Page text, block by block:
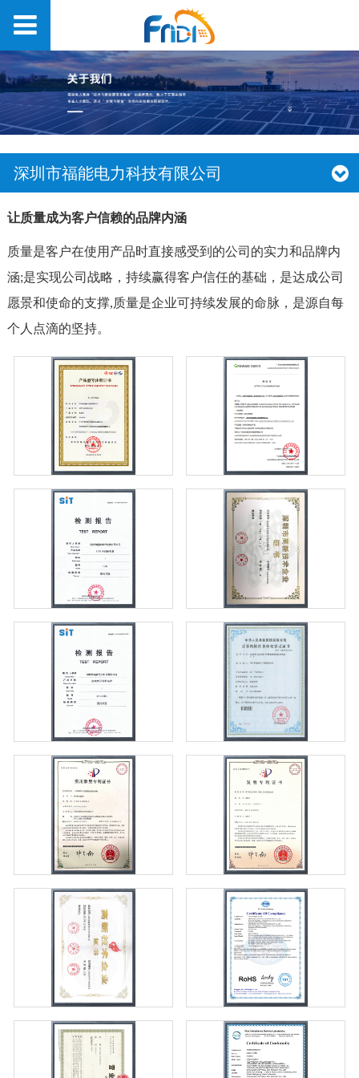
深圳市福能电力科技有限公司
让质量成为客户信赖的品牌内涵
质量是客户在使用产品时直接感受到的公司的实力和品牌内
涵;是实现公司战略，持续赢得客户信任的基础，是达成公司
愿景和使命的支撑,质量是企业可持续发展的命脉，是源自每
个人点滴的坚持。